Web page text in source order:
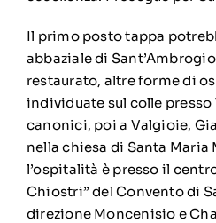
Il primo posto tappa
abbaziale di
restaurato, altre forme di
individuate sul colle presso
canonici, poi a Valgioie,
nella chiesa di Santa Maria
l’ospitalità è presso il
Chiostri” del Convento di
direzione Moncenisio e